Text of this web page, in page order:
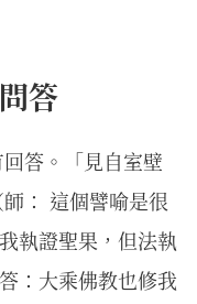
答
答。「見自室壁
： 這個譬喻是很
執證聖果，但法執
：大乘佛教也修我